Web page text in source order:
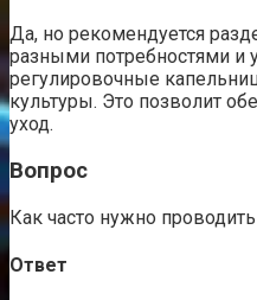
Да, но рекомендуется
разными потребностями и
регулировочные
культуры. Это позволит
уход.
Вопрос
Как часто нужно
Ответ